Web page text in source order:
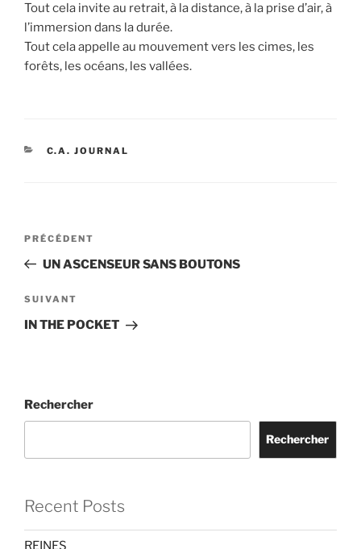
Tout cela invite au retrait, à la distance, à la prise d’air, à
l’immersion dans la durée.
Tout cela appelle au mouvement vers les cimes, les
forêts, les océans, les vallées.
CATÉGORIES
C.A. JOURNAL
Navigation
l’article
Article
précédent
PRÉCÉDENT
UN ASCENSEUR SANS BOUTONS
Article
suivant
SUIVANT
IN THE POCKET
Rechercher
Rechercher
Recent Posts
REINES